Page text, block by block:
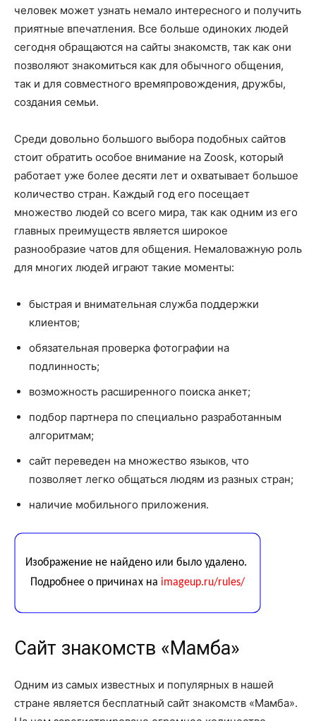
человек может узнать немало интересного и получить
приятные впечатления. Все больше одиноких людей
сегодня обращаются на сайты знакомств, так как они
позволяют знакомиться как для обычного общения,
так и для совместного времяпровождения, дружбы,
создания семьи.
Среди довольно большого выбора подобных сайтов
стоит обратить особое внимание на Zoosk, который
работает уже более десяти лет и охватывает большое
количество стран. Каждый год его посещает
множество людей со всего мира, так как одним из его
главных преимуществ является широкое
разнообразие чатов для общения. Немаловажную роль
для многих людей играют такие моменты:
быстрая и внимательная служба поддержки
клиентов;
обязательная проверка фотографии на
подлинность;
возможность расширенного поиска анкет;
подбор партнера по специально разработанным
алгоритмам;
сайт переведен на множество языков, что
позволяет легко общаться людям из разных стран;
наличие мобильного приложения.
Сайт знакомств «Мамба»
Одним из самых известных и популярных в нашей
стране является бесплатный сайт знакомств «Мамба».